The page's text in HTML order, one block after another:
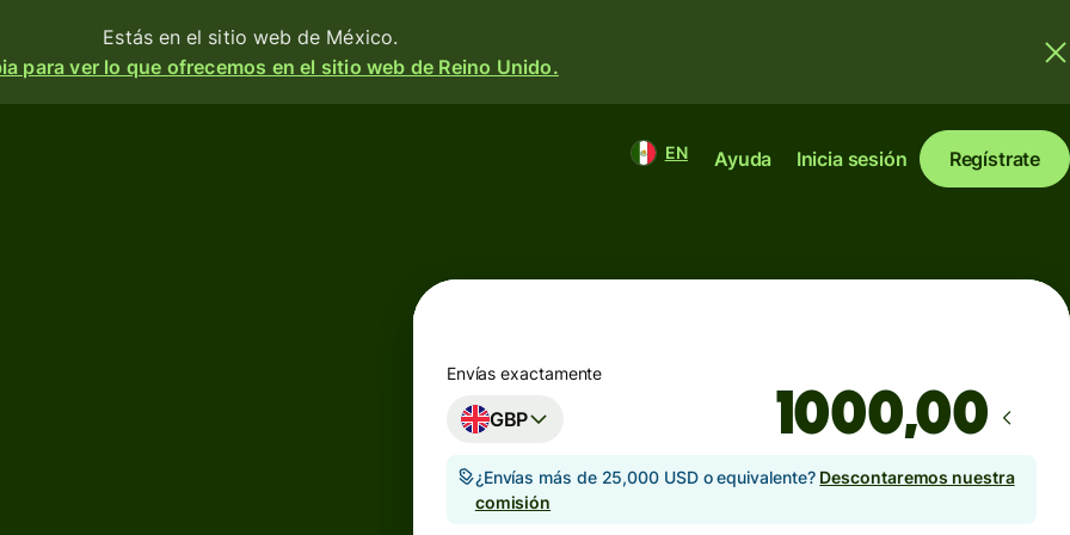
Estás en el sitio web de México.
para ver lo que ofrecemos en el sitio web de Reino Unido.
EN Ayuda Inicia sesión Regístrate
Envías exactamente
GBP ,00
¿Envías más de 25,000 USD o equivalente? Descontaremos nuestra
comisión